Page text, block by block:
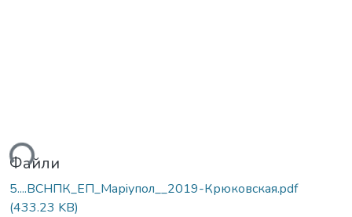
Файли
5....ВСНПК_ЕП_Марiупол__2019-Крюковская.pdf
(433.23 KB)